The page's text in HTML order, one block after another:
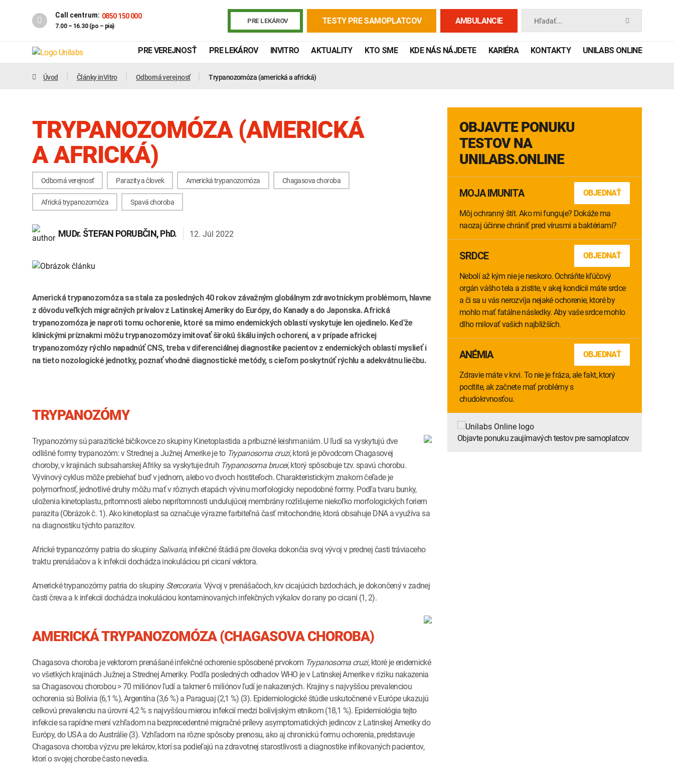
Call centrum: 0850 150 000
7.00 – 16.30 (po – pia)
PRE LEKÁROV TESTY PRE SAMOPLATCOV AMBULANCIE Hľadať...
Genetika Covid-19 Žiadanky a tlačivá Výsledky vyšetrení Odberová príručka
INTOLERANCIA POTRAVÍN
PRE VEREJNOSŤ PRE LEKÁROV INVITRO AKTUALITY KTO SME KDE NÁS NÁJDETE KARIÉRA KONTAKTY UNILABS ONLINE
Úvod Články inVitro Odborná verejnosť Trypanozomóza (americká a africká)
TRYPANOZOMÓZA (AMERICKÁ
A AFRICKÁ)
Odborná verejnosť Parazity a človek Americká trypanozomóza Chagasova choroba
Africká trypanozomóza Spavá choroba
MUDr. ŠTEFAN PORUBČIN, PhD. 12. Júl 2022
Americká trypanozomóza sa stala za posledných 40 rokov závažným globálnym zdravotníckym problémom, hlavne
z dôvodu veľkých migračných prívalov z Latinskej Ameriky do Európy, do Kanady a do Japonska. Africká
trypanozomóza je naproti tomu ochorenie, ktoré sa mimo endemických oblastí vyskytuje len ojedinelo. Keďže
klinickými príznakmi môžu trypanozomózy imitovať širokú škálu iných ochorení, a v prípade africkej
trypanozomózy rýchlo napadnúť CNS, treba v diferenciálnej diagnostike pacientov z endemických oblastí myslieť i
na tieto nozologické jednotky, poznať vhodné diagnostické metódy, s cieľom poskytnúť rýchlu a adekvátnu liečbu.
TRYPANOZÓMY
Trypanozómy sú parazitické bičíkovce zo skupiny Kinetoplastida a príbuzné leishmaniám. U ľudí sa vyskytujú dve
odlišné formy trypanozóm: v Strednej a Južnej Amerike je to Trypanosoma cruzi, ktorá je pôvodcom Chagasovej
choroby, v krajinách subsaharskej Afriky sa vyskytuje druh Trypanosoma brucei, ktorý spôsobuje tzv. spavú chorobu.
Vývinový cyklus môže prebiehať buď v jednom, alebo vo dvoch hostiteľoch. Charakteristickým znakom čeľade je
polymorfnosť, jednotlivé druhy môžu mať v rôznych etapách vývinu morfologicky nepodobné formy. Podľa tvaru bunky,
uloženia kinetoplastu, prítomnosti alebo neprítomnosti undulujúcej membrány rozlišujeme niekoľko morfologických foriem
parazita (Obrázok č. 1). Ako kinetoplast sa označuje výrazne farbiteľná časť mitochondrie, ktorá obsahuje DNA a využíva sa
na diagnostiku týchto parazitov.
Africké trypanozómy patria do skupinySalivaria, infekčné štádiá pre človeka dokončia svoj vývoj v prednej časti tráviaceho
traktu prenášačov a k infekcii dochádza inokuláciou pri cicaní vektora.
Americké trypanozómy patria do skupinyStercoraria. Vývoj v prenášačoch, krv cicajúcich bzdochách, je dokončený v zadnej
časti čreva a k infekcii dochádza inokuláciou kontaminovaných infekčných výkalov do rany po cicaní (1, 2).
AMERICKÁ TRYPANOZOMÓZA (CHAGASOVA CHOROBA)
Chagasova choroba je vektorom prenášané infekčné ochorenie spôsobené prvokom Trypanosoma cruzi, ktoré je endemické
vo všetkých krajinách Južnej a Strednej Ameriky. Podľa posledných odhadov WHO je v Latinskej Amerike v riziku nakazenia
sa Chagasovou chorobou > 70 miliónov ľudí a takmer 6 miliónov ľudí je nakazených. Krajiny s najvyššou prevalenciou
ochorenia sú Bolívia (6,1 %), Argentína (3,6 %) a Paraguaj (2,1 %) (3). Epidemiologické štúdie uskutočnené v Európe ukazujú
celkovú prevalenciu na úrovni 4,2 % s najvyššou mierou infekcií medzi bolívijským etnikom (18,1 %). Epidemiológia tejto
infekcie sa rapídne mení vzhľadom na bezprecedentné migračné prílevy asymptomatických jedincov z Latinskej Ameriky do
Európy, do USA a do Austrálie (3). Vzhľadom na rôzne spôsoby prenosu, ako aj chronickú formu ochorenia, predstavuje
Chagasova choroba výzvu pre lekárov, ktorí sa podieľajú na zdravotnej starostlivosti a diagnostike infikovaných pacientov,
ktorí o svojej chorobe často nevedia.
OBJAVTE PONUKU
TESTOV NA
UNILABS.ONLINE
MOJA IMUNITA OBJEDNAŤ
Môj ochranný štít. Ako mi funguje? Dokáže ma
naozaj účinne chrániť pred vírusmi a baktériami?
SRDCE OBJEDNAŤ
Nebolí až kým nie je neskoro. Ochráňte kľúčový
orgán vášho tela a zistite, v akej kondícii máte srdce
a či sa u vás nerozvíja nejaké ochorenie, ktoré by
mohlo mať fatálne následky. Aby vaše srdce mohlo
dlho milovať vašich najbližších.
ANÉMIA OBJEDNAŤ
Zdravie máte v krvi. To nie je fráza, ale fakt, ktorý
pocítite, ak začnete mať problémy s
chudokrvnosťou.
Objavte ponuku zaujímavých testov pre samoplatcov